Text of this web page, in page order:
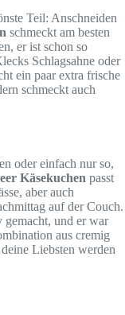
Teil: Anschneiden
schmeckt am besten
er ist schon so
Schlagsahne oder
ein paar extra frische
schmeckt auch
oder einfach nur so,
Käsekuchen passt
aber auch
auf der Couch.
und er war
aus cremig
Liebsten werden